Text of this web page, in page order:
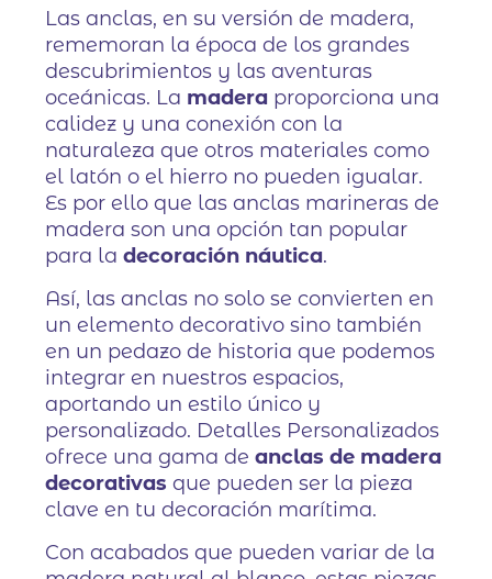
Las anclas, en su versión de madera,
rememoran la época de los grandes
descubrimientos y las aventuras
oceánicas. La madera proporciona una
calidez y una conexión con la
naturaleza que otros materiales como
el latón o el hierro no pueden igualar.
Es por ello que las anclas marineras de
madera son una opción tan popular
para ladecoración náutica.
Así, las anclas no solo se convierten en
un elemento decorativo sino también
en un pedazo de historia que podemos
integrar en nuestros espacios,
aportando un estilo único y
personalizado. Detalles Personalizados
ofrece una gama deanclas de madera
decorativas que pueden ser la pieza
clave en tu decoración marítima.
Con acabados que pueden variar de la